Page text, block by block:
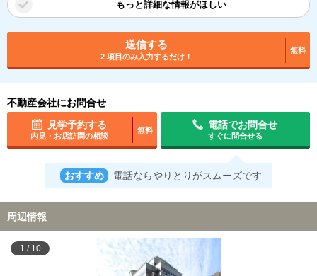
もっと詳細な情報がほしい
送信する
2 項目のみ入力するだけ！
無料
不動産会社にお問合せ
見学予約する
内見・お店訪問の相談
無料
電話でお問合せ
すぐに問合せる
おすすめ 電話ならやりとりがスムーズです
周辺情報
1 / 10